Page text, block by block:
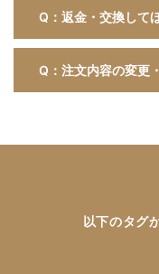
Q：返金・交換して
Q：注文内容の変更
以下のタグ